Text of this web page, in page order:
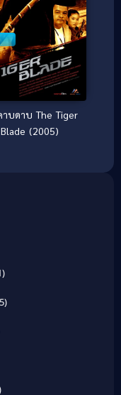
าบดาบ The Tiger
Blade (2005)